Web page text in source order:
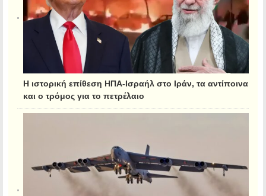
Η ιστορική επίθεση ΗΠΑ-Ισραήλ στο Ιράν, τα αντίποινα
και ο τρόμος για το πετρέλαιο